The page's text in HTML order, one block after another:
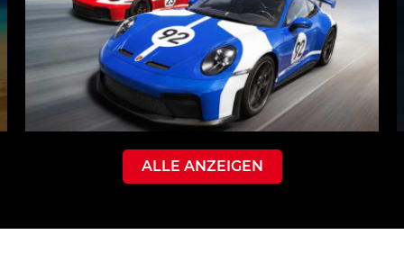
ALLE ANZEIGEN